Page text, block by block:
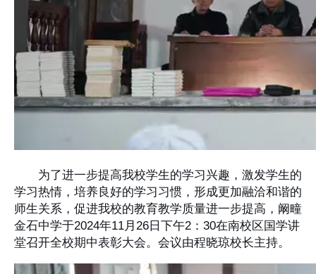
为了进一步提高我校学生的学习兴趣，激发学生的
学习热情，培养良好的学习习惯，形成更加融洽和谐的
师生关系，促进我校的教育教学质量进一步提高，阚疃
金石中学于2024年11月26日下午2：30在南校区国学讲
堂召开全校期中表彰大会。会议由程晓琼校长主持。